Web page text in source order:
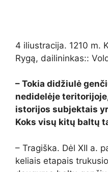
4 iliustracija. 1210 m.
Rygą, dailininkas::
– Tokia didžiulė
nedidelėje
istorijos subjektais
Koks visų kitų baltų
– Tragiška. Dėl XII a.
keliais etapais